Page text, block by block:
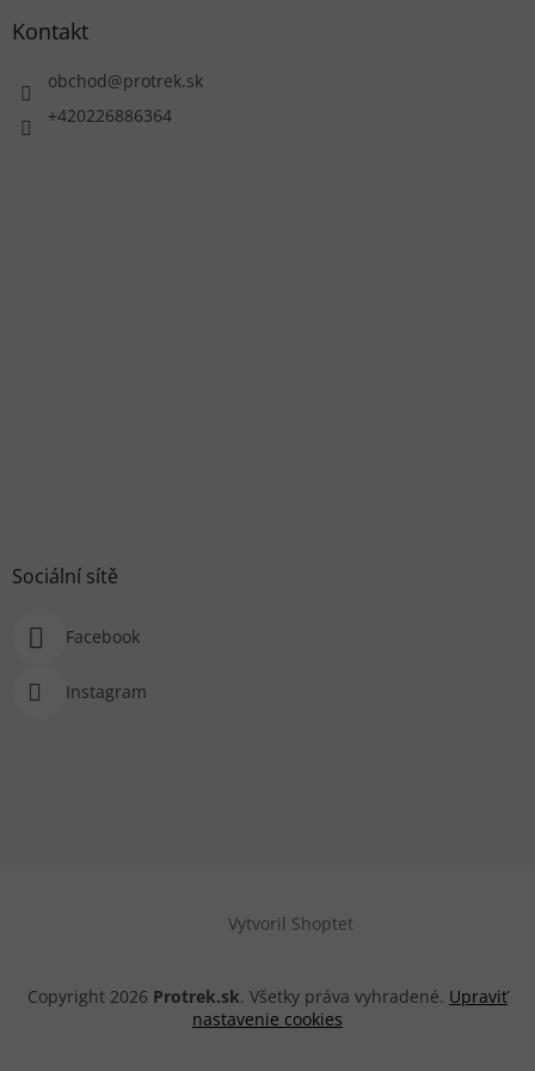
Kontakt
obchod@protrek.sk
+420226886364
Sociální sítě
Facebook
Instagram
Vytvoril Shoptet
Copyright 2026 Protrek.sk. Všetky práva vyhradené. Upraviť
nastavenie cookies